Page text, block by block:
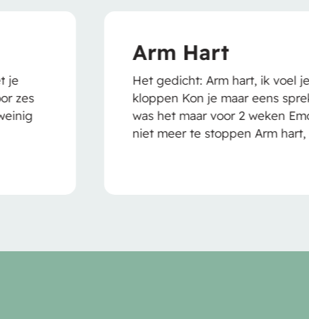
gedicht: Arm hart, ik voel je
Kon je maar eens spreken al
het maar voor 2 weken Emoties
niet meer te stoppen Arm hart, no...